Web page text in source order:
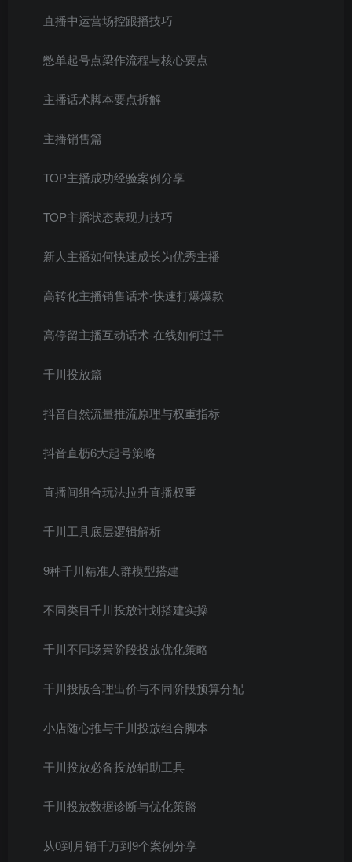
直播中运营场控跟播技巧
憋单起号点梁作流程与核心要点
主播话术脚本要点拆解
主播销售篇
TOP主播成功经验案例分享
TOP主播状态表现力技巧
新人主播如何快速成长为优秀主播
高转化主播销售话术-快速打爆爆款
高停留主播互动话术-在线如何过干
千川投放篇
抖音自然流量推流原理与权重指标
抖音直枥6大起号策咯
直播间组合玩法拉升直播权重
千川工具底层逻辑解析
9种千川精准人群模型搭建
不同类目千川投放计划搭建实操
千川不同场景阶段投放优化策略
千川投版合理出价与不同阶段预算分配
小店随心推与千川投放组合脚本
干川投放必备投放辅助工具
千川投放数据诊断与优化策骼
从0到月销千万到9个案例分享